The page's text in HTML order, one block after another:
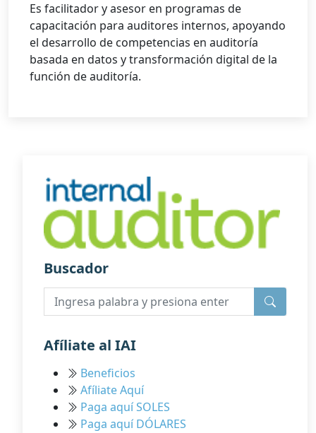
Es facilitador y asesor en programas de
capacitación para auditores internos, apoyando
el desarrollo de competencias en auditoría
basada en datos y transformación digital de la
función de auditoría.
Buscador
Afíliate al IAI
Beneficios
Afíliate Aquí
Paga aquí SOLES
Paga aquí DÓLARES